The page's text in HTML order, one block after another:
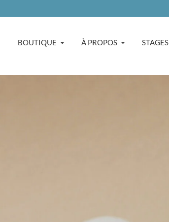
BOUTIQUE À PROPOS STAGES